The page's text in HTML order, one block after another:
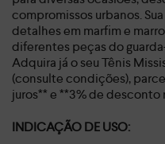
compromissos urbanos.
detalhes em marfim e
diferentes peças do
Adquira já o seu Tênis
(consulte condições),
juros** e **3% de desconto
INDICAÇÃO DE USO: